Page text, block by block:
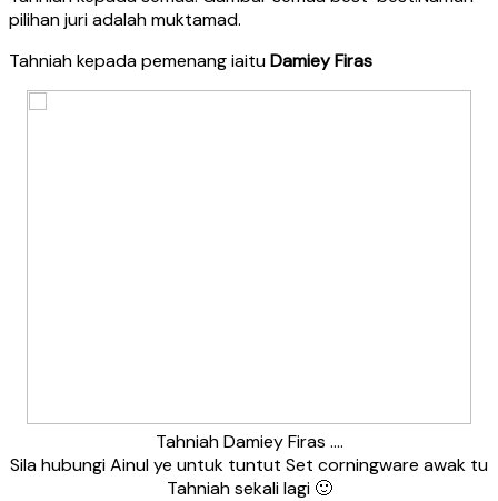
pilihan juri adalah muktamad.
Tahniah kepada pemenang iaituDamiey Firas
Tahniah Damiey Firas ….
Sila hubungi Ainul ye untuk tuntut Set corningware awak tu
Tahniah sekali lagi 🙂